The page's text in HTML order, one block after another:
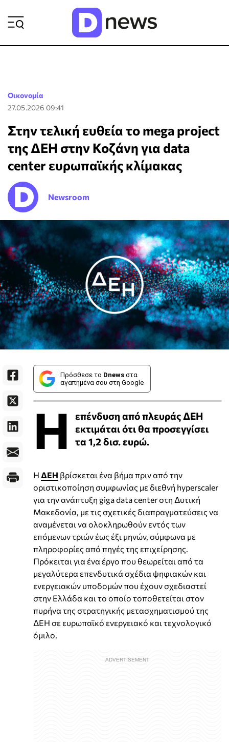
Οικονομία
27.05.2026 09:41
Στην τελική ευθεία το mega project
της ΔΕΗ στην Κοζάνη για data
center ευρωπαϊκής κλίμακας
Newsroom
Πρόσθεσε το Dnews στα
αγαπημένα σου στη Google
Η
επένδυση από πλευράς ΔΕΗ
εκτιμάται ότι θα προσεγγίσει
τα 1,2 δισ. ευρώ.
Η ΔΕΗ βρίσκεται ένα βήμα πριν από την
οριστικοποίηση συμφωνίας με διεθνή hyperscaler
για την ανάπτυξη giga data center στη Δυτική
Μακεδονία, με τις σχετικές διαπραγματεύσεις να
αναμένεται να ολοκληρωθούν εντός των
επόμενων τριών έως έξι μηνών, σύμφωνα με
πληροφορίες από πηγές της επιχείρησης.
Πρόκειται για ένα έργο που θεωρείται από τα
μεγαλύτερα επενδυτικά σχέδια ψηφιακών και
ενεργειακών υποδομών που έχουν σχεδιαστεί
στην Ελλάδα και το οποίο τοποθετείται στον
πυρήνα της στρατηγικής μετασχηματισμού της
ΔΕΗ σε ευρωπαϊκό ενεργειακό και τεχνολογικό
όμιλο.